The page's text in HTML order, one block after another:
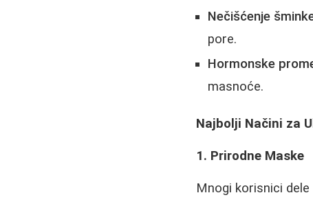
Nečišćenje
pore.
Hormonske
masnoće.
Najbolji Načini za
1. Prirodne Maske
Mnogi korisnici